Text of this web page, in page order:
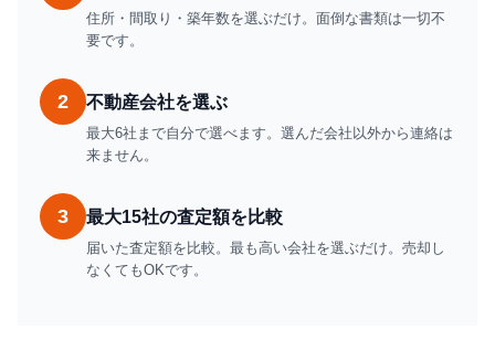
住所・間取り・築年数を選ぶだけ。面倒な書類は一切不
要です。
2 不動産会社を選ぶ
最大6社まで自分で選べます。選んだ会社以外から連絡は
来ません。
3 最大15社の査定額を比較
届いた査定額を比較。最も高い会社を選ぶだけ。売却し
なくてもOKです。